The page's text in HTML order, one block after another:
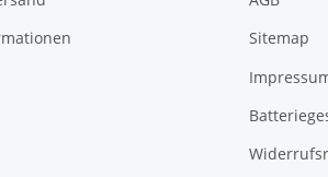
Sitemap